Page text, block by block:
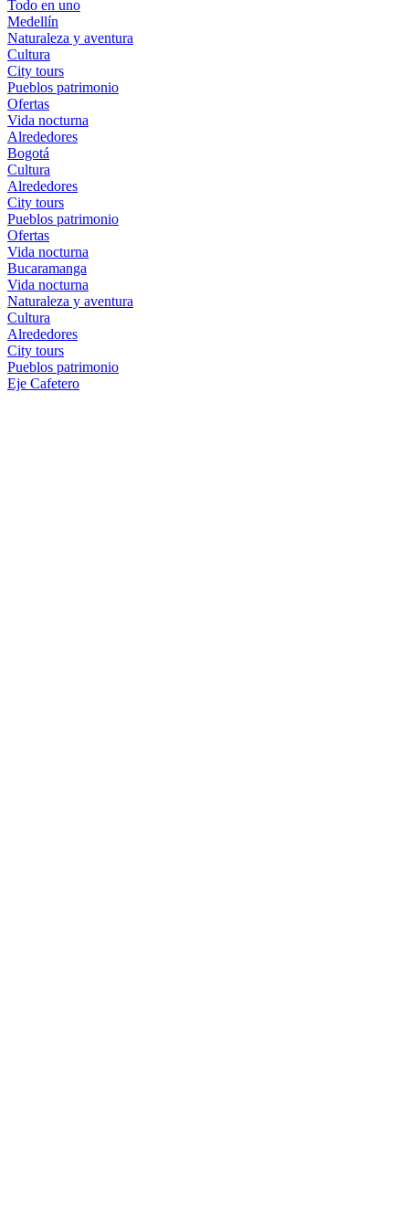
Todo en uno
Medellín
Naturaleza y aventura
Cultura
City tours
Pueblos patrimonio
Ofertas
Vida nocturna
Alrededores
Bogotá
Cultura
Alrededores
City tours
Pueblos patrimonio
Ofertas
Vida nocturna
Bucaramanga
Vida nocturna
Naturaleza y aventura
Cultura
Alrededores
City tours
Pueblos patrimonio
Eje Cafetero